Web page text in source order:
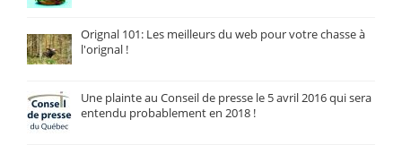
Orignal 101: Les meilleurs du web pour votre chasse à
l'orignal !
Une plainte au Conseil de presse le 5 avril 2016 qui sera
entendu probablement en 2018 !